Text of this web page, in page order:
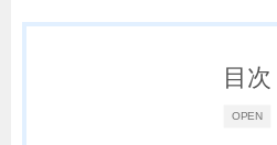
OPEN
目次